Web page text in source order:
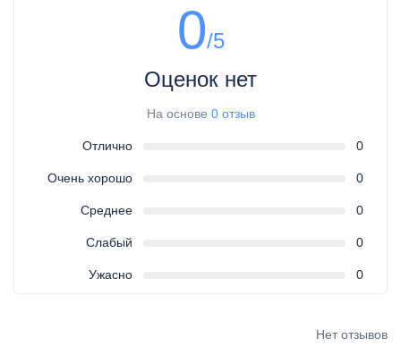
0/5
Оценок нет
На основе 0 отзыв
Отлично 0
Очень хорошо 0
Среднее 0
Слабый 0
Ужасно 0
Нет отзывов